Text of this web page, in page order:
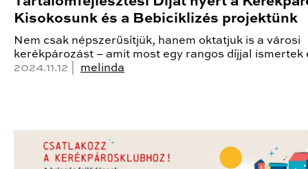
Kisokosunk és a Bebiciklizés projektünk
Nem csak népszerűsítjük, hanem oktatjuk is a városi
kerékpározást – amit most egy rangos díjjal ismertek
2024.11.12 | melinda